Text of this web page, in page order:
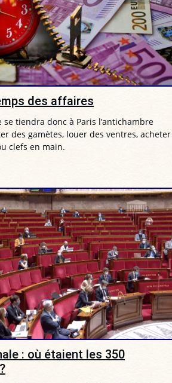
des affaires
tiendra donc à Paris l’antichambre
des gamètes, louer des ventres, acheter
clefs en main.
: où étaient les 350